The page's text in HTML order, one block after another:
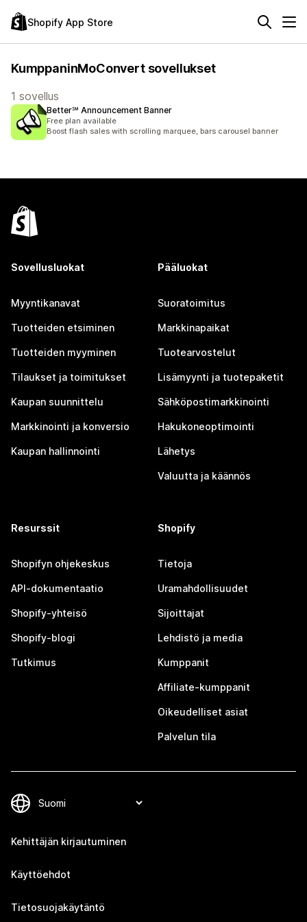
Shopify App Store
KumppaninMoConvert sovellukset
1 sovellus
Better℠ Announcement Banner
Free plan available
Boost flash sales with scrolling marquee, bars carousel banner
Sovellusluokat
Myyntikanavat
Tuotteiden etsiminen
Tuotteiden myyminen
Tilaukset ja toimitukset
Kaupan suunnittelu
Markkinointi ja konversio
Kaupan hallinnointi
Pääluokat
Suoratoimitus
Markkinapaikat
Tuotearvostelut
Lisämyynti ja tuotepaketit
Sähköpostimarkkinointi
Hakukoneoptimointi
Lähetys
Valuutta ja käännös
Resurssit
Shopifyn ohjekeskus
API-dokumentaatio
Shopify-yhteisö
Shopify-blogi
Tutkimus
Shopify
Tietoja
Uramahdollisuudet
Sijoittajat
Lehdistö ja media
Kumppanit
Affiliate-kumppanit
Oikeudelliset asiat
Palvelun tila
Kehittäjän kirjautuminen
Käyttöehdot
Tietosuojakäytäntö